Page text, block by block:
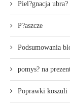
Piel?gnacja ubra?
P?aszcze
Podsumowania
pomys? na
Poprawki koszuli